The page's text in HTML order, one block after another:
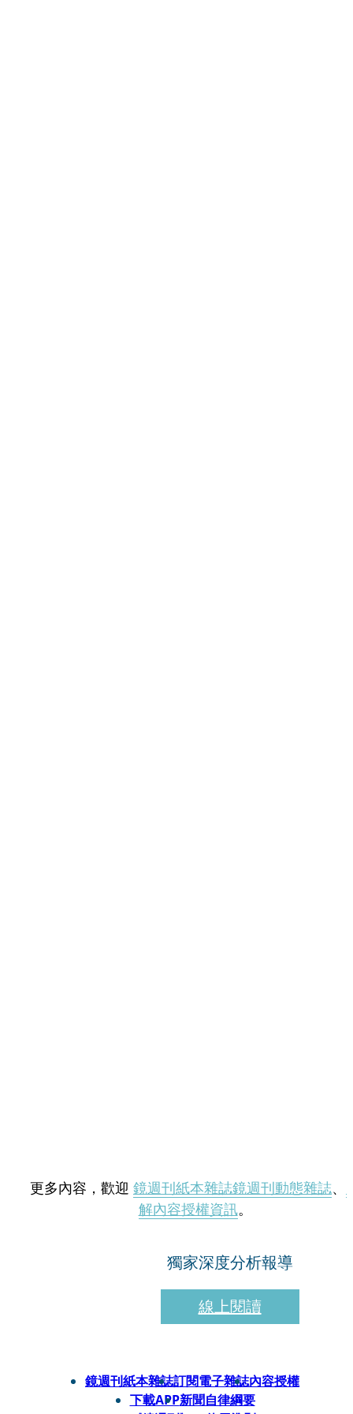
更多內容，歡迎 鏡週刊紙本雜誌鏡週刊動態雜誌、
解內容授權資訊。
獨家深度分析報導
線上閱讀
鏡週刊紙本雜誌訂閱電子雜誌內容授權
下載APP新聞自律綱要